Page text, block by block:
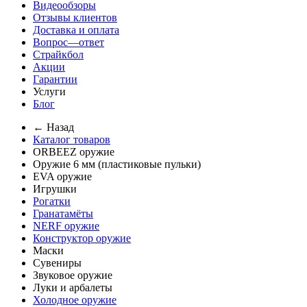
Видеообзоры
Отзывы клиентов
Доставка и оплата
Вопрос—ответ
Страйкбол
Акции
Гарантии
Услуги
Блог
← Назад
Каталог товаров
ORBEEZ оружие
Оружие 6 мм (пластиковые пульки)
EVA оружие
Игрушки
Рогатки
Гранатамёты
NERF оружие
Конструктор оружие
Маски
Сувениры
Звуковое оружие
Луки и арбалеты
Холодное оружие